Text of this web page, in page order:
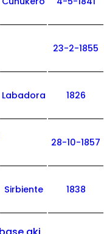
23-2-1855
Labadora 1826
28-10-1857
Sirbiente 1838